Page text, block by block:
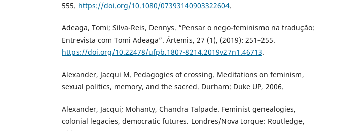
555. https://doi.org/10.1080/07393140903322604.
Adeaga, Tomi; Silva-Reis, Dennys. “Pensar o nego-feminismo na tradução:
Entrevista com Tomi Adeaga”. Ártemis, 27 (1), (2019): 251–255.
https://doi.org/10.22478/ufpb.1807-8214.2019v27n1.46713.
Alexander, Jacqui M. Pedagogies of crossing. Meditations on feminism,
sexual politics, memory, and the sacred. Durham: Duke UP, 2006.
Alexander, Jacqui; Mohanty, Chandra Talpade. Feminist genealogies,
colonial legacies, democratic futures. Londres/Nova Iorque: Routledge,